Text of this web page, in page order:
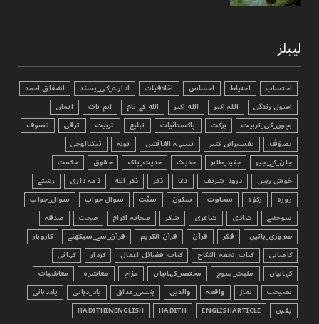
لیبلز
احتساب احتیاط احساس اخلاقیات ادارے_کی_پسند
اشفاق احمد
اصول زندگی
اللہ اکبر الله_اکبر الله_کے_نام اہم بات
ایمان
بچوں_کی_تربیت
برکت پاکستانیات تبليغ تربیت ترقی
تصوف
تصوّف
تفسیرابن کثیر تنبیہہ الغافلین توبہ
ٹیکنالوجی
جان_کے_جیو
جنید_طاہر حدیث حدیث_پاک حقوق
حکمت
خوش رہیں
درود_شریف دعا ذکر ذکر_الله ذمہ داری
رشتے
روزہ
زکوٰۃ سخاوت سکون سنّت سوال جواب
سوال_جواب
سوچئیے
شادی شاعری شکر صحابہ_اکرام صحت
صدقہ
ضروری_باتیں
فکر قرآن قرآن الکریم قرآن_سے_سیکھئے
کاروبار
کامیابی
کتاب_تحفہ_النکاح کتاب_فضائل_اعمال کردار
کہانی
کہانیاں
مثبت_سوچ مختصر_کہانیاں مزاح معاشرہ
معاشیات
نصیحت
نماز واقعہ والدین ہنسی_مذاق یاد_دہانی
یاددہانی
یقین
ENGLISHARTICLE
HADITH
HADITHINENGLISH